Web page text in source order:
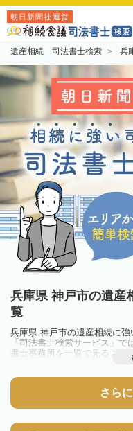
朝日新聞社運営
遺産相続 司法書士検索 兵
兵庫県 神戸市の遺産
覧
兵庫県 神戸市の遺産相続に
「司法書士検索サービス」
書士事務所を一覧で見ること
えている方は一度近隣の司法
さら